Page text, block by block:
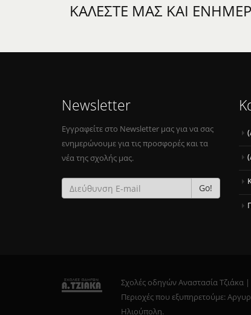
ΚΑΛΕΣΤΕ ΜΑΣ ΚΑΙ
Newsletter
Εγγραφείτε στο Νewsletter μας για να σας
ενημερώνουμε για τις προσφορές και τα
νέα της σχολής μας.
Go!
Σχολές οδηγών Αναστασία Τζιάκα |
Περιοχές που εξυπηρετούμε:
Ηλιούπολη.